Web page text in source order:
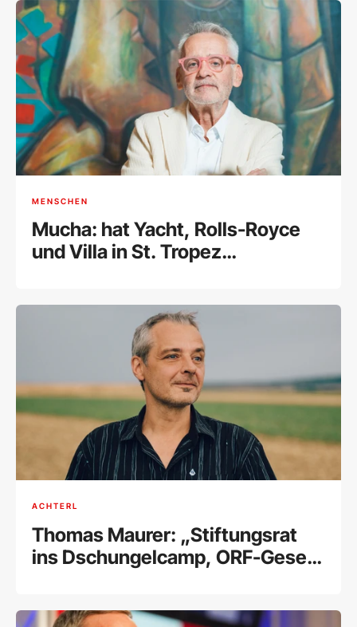
MENSCHEN
Mucha: hat Yacht, Rolls-Royce
und Villa in St. Tropez
ACHTERL
Thomas Maurer: „Stiftungsrat
ins Dschungelcamp, ORF-Gesetz